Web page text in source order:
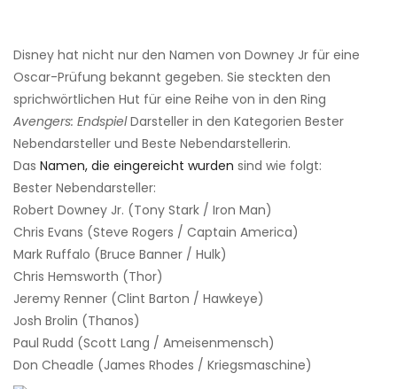
Disney hat nicht nur den Namen von Downey Jr für eine
Oscar-Prüfung bekannt gegeben. Sie steckten den
sprichwörtlichen Hut für eine Reihe von in den Ring
Avengers: EndspielDarsteller in den Kategorien Bester
Nebendarsteller und Beste Nebendarstellerin.
Das Namen, die eingereicht wurden sind wie folgt:
Bester Nebendarsteller:
Robert Downey Jr. (Tony Stark / Iron Man)
Chris Evans (Steve Rogers / Captain America)
Mark Ruffalo (Bruce Banner / Hulk)
Chris Hemsworth (Thor)
Jeremy Renner (Clint Barton / Hawkeye)
Josh Brolin (Thanos)
Paul Rudd (Scott Lang / Ameisenmensch)
Don Cheadle (James Rhodes / Kriegsmaschine)